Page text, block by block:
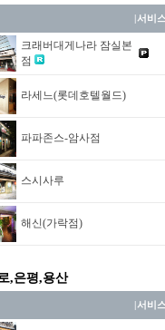
|서비
크래버대게나라 잠실본
점
라세느(롯데호텔월드)
파파존스-암사점
스시사루
해신(가락점)
,은평,용산
|서비